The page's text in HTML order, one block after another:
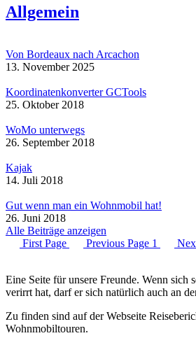
Allgemein
Von Bordeaux nach Arcachon
13. November 2025
Koordinatenkonverter GCTools
25. Oktober 2018
WoMo unterwegs
26. September 2018
Kajak
14. Juli 2018
Gut wenn man ein Wohnmobil hat!
26. Juni 2018
Alle Beiträge anzeigen
First Page
Previous Page 1
Eine Seite für unsere Freunde. Wenn sich
verirrt hat, darf er sich natürlich auch an
Zu finden sind auf der Webseite
Wohnmobiltouren.